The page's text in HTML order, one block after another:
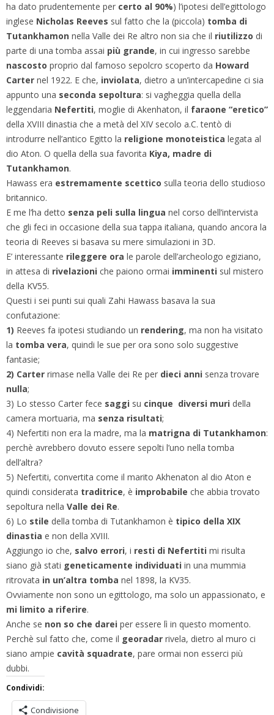
ha dato prudentemente per certo al 90%) l’ipotesi dell’egittologo
inglese Nicholas Reeves sul fatto che la (piccola) tomba di
Tutankhamon nella Valle dei Re altro non sia che il riutilizzo di
parte di una tomba assai più grande, in cui ingresso sarebbe
nascosto proprio dal famoso sepolcro scoperto da Howard
Carter nel 1922. E che, inviolata, dietro a un’intercapedine ci sia
appunto una seconda sepoltura: si vagheggia quella della
leggendaria Nefertiti, moglie di Akenhaton, il faraone “eretico”
della XVIII dinastia che a metà del XIV secolo a.C. tentò di
introdurre nell’antico Egitto la religione monoteistica legata al
dio Aton. O quella della sua favorita Kiya, madre di
Tutankhamon.
Hawass era estremamente scettico sulla teoria dello studioso
britannico.
E me l’ha detto senza peli sulla lingua nel corso dell’intervista
che gli feci in occasione della sua tappa italiana, quando ancora la
teoria di Reeves si basava su mere simulazioni in 3D.
E’ interessante rileggere ora le parole dell’archeologo egiziano,
in attesa di rivelazioni che paiono ormai imminenti sul mistero
della KV55.
Questi i sei punti sui quali Zahi Hawass basava la sua
confutazione:
1) Reeves fa ipotesi studiando un rendering, ma non ha visitato
la tomba vera, quindi le sue per ora sono solo suggestive
fantasie;
2) Carter rimase nella Valle dei Re per dieci anni senza trovare
nulla;
3) Lo stesso Carter fece saggi su cinque diversi muri della
camera mortuaria, ma senza risultati;
4) Nefertiti non era la madre, ma la matrigna di Tutankhamon:
perchè avrebbero dovuto essere sepolti l’uno nella tomba
dell’altra?
5) Nefertiti, convertita come il marito Akhenaton al dio Aton e
quindi considerata traditrice, è improbabile che abbia trovato
sepoltura nella Valle dei Re.
6) Lo stile della tomba di Tutankhamon è tipico della XIX
dinastia e non della XVIII.
Aggiungo io che, salvo errori, i resti di Nefertiti mi risulta
siano già stati geneticamente individuati in una mummia
ritrovata in un’altra tomba nel 1898, la KV35.
Ovviamente non sono un egittologo, ma solo un appassionato, e
mi limito a riferire.
Anche se non so che darei per essere lì in questo momento.
Perchè sul fatto che, come il georadar rivela, dietro al muro ci
siano ampie cavità squadrate, pare ormai non esserci più
dubbi.
Condividi:
Condivisione